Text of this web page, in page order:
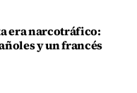
era narcotráfico:
y un francés